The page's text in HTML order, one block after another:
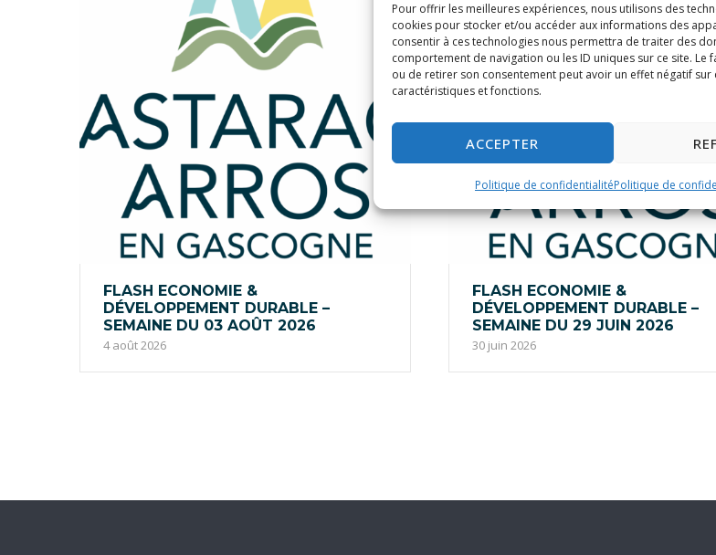
Pour offrir les meilleures expériences, nous utilisons des
cookies pour stocker et/ou accéder aux informations des
consentir à ces technologies nous permettra de traiter des
comportement de navigation ou les ID uniques sur ce site. Le
ou de retirer son consentement peut avoir un effet négatif sur
caractéristiques et fonctions.
ACCEPTER
Politique de confidentialitéPolitique de
FLASH ECONOMIE &
DÉVELOPPEMENT DURABLE –
SEMAINE DU 03 AOÛT 2026
4 août 2026
FLASH ECONOMIE &
DÉVELOPPEMENT DURABLE –
SEMAINE DU 29 JUIN 2026
30 juin 2026